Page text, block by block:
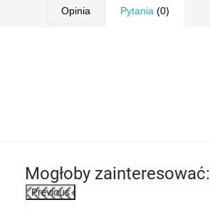
Opinia Pytania (0)
Mogłoby zainteresować:
Previous